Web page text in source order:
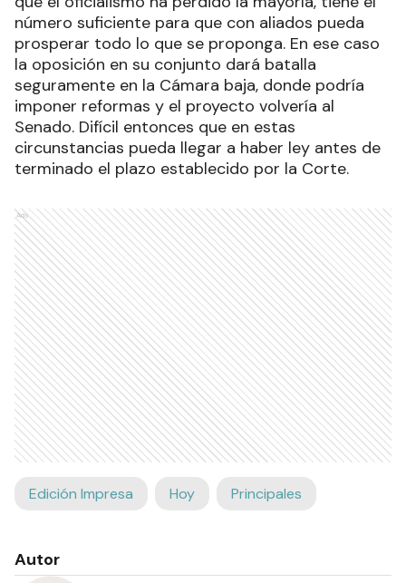
número suficiente para que con aliados pueda
prosperar todo lo que se proponga. En ese caso
la oposición en su conjunto dará batalla
seguramente en la Cámara baja, donde podría
imponer reformas y el proyecto volvería al
Senado. Difícil entonces que en estas
circunstancias pueda llegar a haber ley antes de
terminado el plazo establecido por la Corte.
Ads
Edición Impresa Hoy Principales
Autor